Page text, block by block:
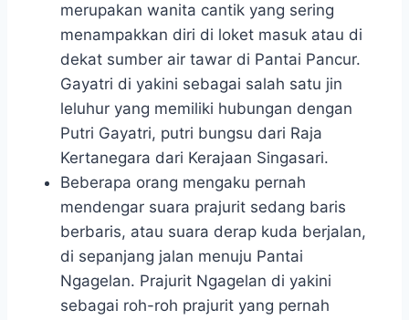
merupakan wanita cantik yang sering
menampakkan diri di loket masuk atau di
dekat sumber air tawar di Pantai Pancur.
Gayatri di yakini sebagai salah satu jin
leluhur yang memiliki hubungan dengan
Putri Gayatri, putri bungsu dari Raja
Kertanegara dari Kerajaan Singasari.
Beberapa orang mengaku pernah
mendengar suara prajurit sedang baris
berbaris, atau suara derap kuda berjalan,
di sepanjang jalan menuju Pantai
Ngagelan. Prajurit Ngagelan di yakini
sebagai roh-roh prajurit yang pernah